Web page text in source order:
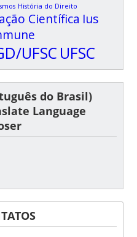
História do Direito
Científica Ius
UFSC UFSC
do Brasil)
Language